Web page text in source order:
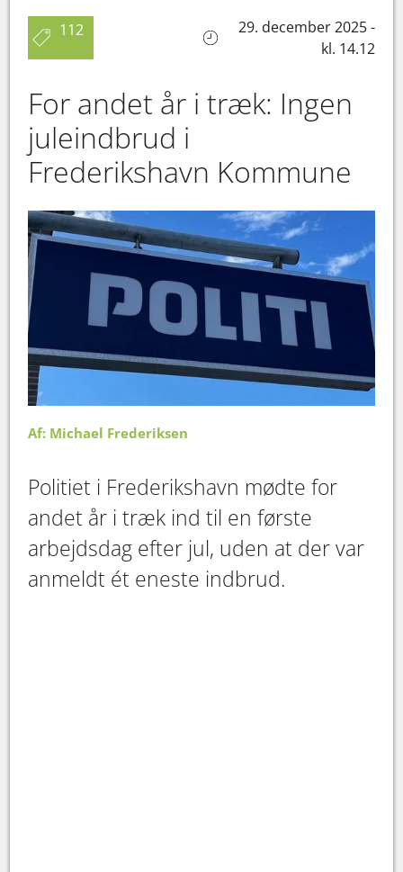
112
29. december 2025 -
kl. 14.12
For andet år i træk: Ingen
juleindbrud i
Frederikshavn Kommune
Af: Michael Frederiksen
Politiet i Frederikshavn mødte for
andet år i træk ind til en første
arbejdsdag efter jul, uden at der var
anmeldt ét eneste indbrud.